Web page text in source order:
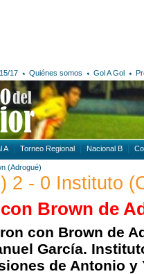
17 Quiénes somos Gol A Gol
A Torneo Regional Nacional B
(Adrogué)
2 - 0 Instituto
Brown de
con Brown de
García.
de Antonio y